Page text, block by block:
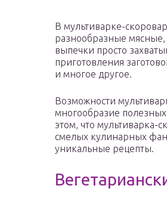
В мультиварке-
разнообразные
выпечки просто
приготовления
и многое другое.
Возможности
многообразие
этом, что мультиварка-
смелых кулинарных
уникальные рецепты.